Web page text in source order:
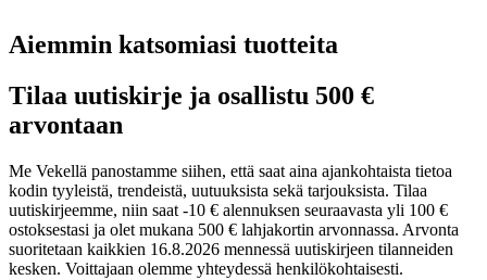
Aiemmin katsomiasi tuotteita
Tilaa uutiskirje ja osallistu 500 €
arvontaan
Me Vekellä panostamme siihen, että saat aina ajankohtaista tietoa
kodin tyyleistä, trendeistä, uutuuksista sekä tarjouksista. Tilaa
uutiskirjeemme, niin saat -10 € alennuksen seuraavasta yli 100 €
ostoksestasi ja olet mukana 500 € lahjakortin arvonnassa. Arvonta
suoritetaan kaikkien 16.8.2026 mennessä uutiskirjeen tilanneiden
kesken. Voittajaan olemme yhteydessä henkilökohtaisesti.